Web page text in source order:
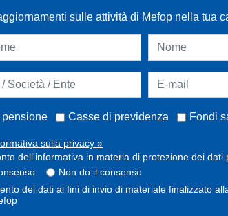
sulle attività di Mefop nella tua
pensione Casse di previdenza Fondi
sulla privacy »
dell'informativa in materia di protezione dei dati
Non do il consenso
dei dati ai fini di invio di materiale finalizzato